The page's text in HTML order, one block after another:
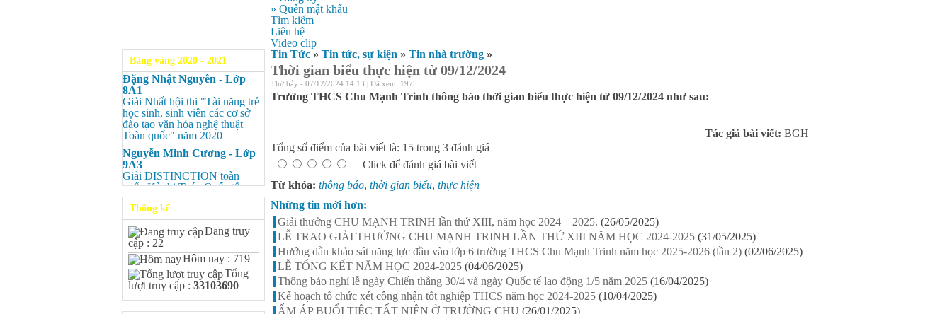
» Quên mật khẩu
Tìm kiếm
Liên hệ
Video clip
Bảng vàng 2020 - 2021
Đặng Nhật Nguyên - Lớp
8A1
Giải Nhất hội thi "Tài năng trẻ
học sinh, sinh viên các cơ sở
đào tạo văn hóa nghệ thuật
Toàn quốc" năm 2020
Nguyễn Minh Cương - Lớp
9A3
Giải DISTINCTION toàn
quốc Kỳ thi Toán Quốc tế
Kangaroo – IKMC 2020
Nguyễn Minh Cương - Lớp
9A3
Giải Ba kỳ thi chọn HSG cấp
tỉnh môn Toán.
Bùi Quang Minh - Lớp 9A3
Giải DISTINCTION Toàn
quốc Kỳ thi Toán Quốc tế
Kangaroo – IKMC 2020
Thống kê
Đang truy
cập : 22
Hôm nay : 719
Tổng
lượt truy cập : 33103690
Tin Tức » Tin tức, sự kiện » Tin nhà trường »
Thời gian biểu thực hiện từ 09/12/2024
Thứ bảy - 07/12/2024 14:13 | Đã xem: 1975
Trường THCS Chu Mạnh Trinh thông báo thời gian biểu thực hiện từ 09/12/2024 như sau:
Tác giả bài viết: BGH
Tổng số điểm của bài viết là: 15 trong 3 đánh giá
Click để đánh giá bài viết
Từ khóa: thông báo, thời gian biểu, thực hiện
Những tin mới hơn:
Giải thưởng CHU MẠNH TRINH lần thứ XIII, năm học 2024 – 2025. (26/05/2025)
LỄ TRAO GIẢI THƯỞNG CHU MẠNH TRINH LẦN THỨ XIII NĂM HỌC 2024-2025 (31/05/2025)
Hướng dẫn khảo sát năng lực đầu vào lớp 6 trường THCS Chu Mạnh Trinh năm học 2025-2026 (lần 2) (02/06/2025)
LỄ TỔNG KẾT NĂM HỌC 2024-2025 (04/06/2025)
Thông báo nghỉ lễ ngày Chiến thắng 30/4 và ngày Quốc tế lao động 1/5 năm 2025 (16/04/2025)
Kế hoạch tổ chức xét công nhận tốt nghiệp THCS năm học 2024-2025 (10/04/2025)
ẤM ÁP BUỔI TIỆC TẤT NIÊN Ở TRƯỜNG CHU (26/01/2025)